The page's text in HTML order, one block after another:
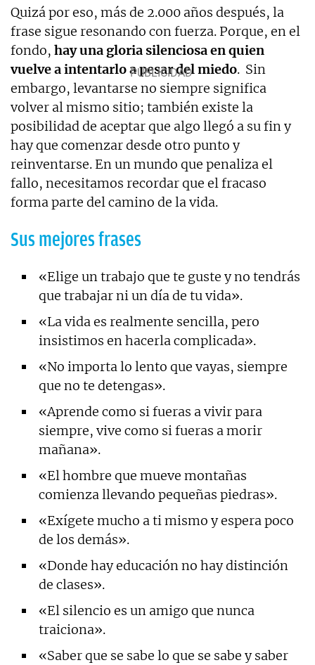
Quizá por eso, más de 2.000 años después, la
frase sigue resonando con fuerza. Porque, en el
fondo, hay una gloria silenciosa en quien
vuelve a intentarlo a pesar del miedo. Sin
embargo, levantarse no siempre significa
volver al mismo sitio; también existe la
posibilidad de aceptar que algo llegó a su fin y
hay que comenzar desde otro punto y
reinventarse. En un mundo que penaliza el
fallo, necesitamos recordar que el fracaso
forma parte del camino de la vida.
Sus mejores frases
«Elige un trabajo que te guste y no tendrás
que trabajar ni un día de tu vida».
«La vida es realmente sencilla, pero
insistimos en hacerla complicada».
«No importa lo lento que vayas, siempre
que no te detengas».
«Aprende como si fueras a vivir para
siempre, vive como si fueras a morir
mañana».
«El hombre que mueve montañas
comienza llevando pequeñas piedras».
«Exígete mucho a ti mismo y espera poco
de los demás».
«Donde hay educación no hay distinción
de clases».
«El silencio es un amigo que nunca
traiciona».
«Saber que se sabe lo que se sabe y saber